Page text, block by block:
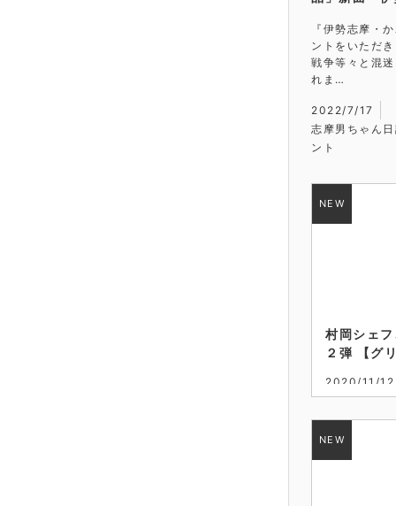
『伊勢志摩・
ントをいただ
戦争等々と混
れま…
2022/7/17
志摩男ちゃん
ント
村岡シェ
２弾 【グ
2020/11/12